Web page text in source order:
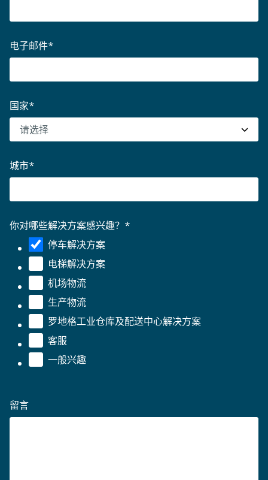
电子邮件*
国家*
城市*
你对哪些解决方案感兴趣？ *
停车解决方案
电梯解决方案
机场物流
生产物流
罗地格工业仓库及配送中心解决方案
客服
一般兴趣
留言